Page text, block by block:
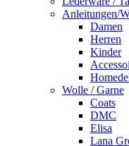
Anleitungen/
Damen
Herren
Kinder
Wolle / Garne
Coats
DMC
Elisa
Lana